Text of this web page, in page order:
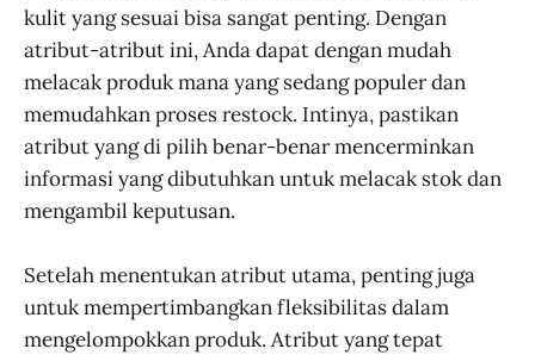
kulit yang sesuai bisa sangat penting. Dengan
atribut-atribut ini, Anda dapat dengan mudah
melacak produk mana yang sedang populer dan
memudahkan proses restock. Intinya, pastikan
atribut yang di pilih benar-benar mencerminkan
informasi yang dibutuhkan untuk melacak stok dan
mengambil keputusan.
Setelah menentukan atribut utama, penting juga
untuk mempertimbangkan fleksibilitas dalam
mengelompokkan produk. Atribut yang tepat